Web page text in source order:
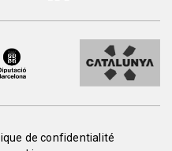
de confidentialité